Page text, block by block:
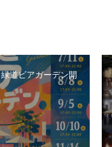
道ビアガーデン開